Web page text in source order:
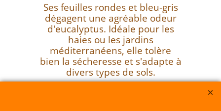
Ses feuilles rondes et bleu-gris
dégagent une agréable odeur
d'eucalyptus. Idéale pour les
haies ou les jardins
méditerranéens, elle tolère
bien la sécheresse et s'adapte à
divers types de sols.